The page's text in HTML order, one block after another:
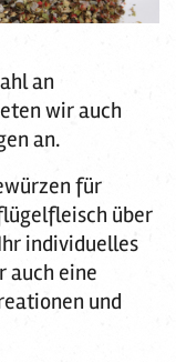
an
wir auch
an.
für
über
individuelles
auch eine
und